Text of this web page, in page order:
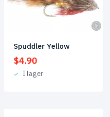
Spuddler Yellow
$4.90
I lager